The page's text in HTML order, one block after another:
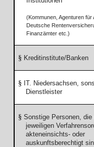
(Kommunen, Agenturen für
Deutsche
Finanzämter etc.)
§ Kreditinstitute/Banken
§ IT. Niedersachsen,
Dienstleister
§ Sonstige Personen, die
jeweiligen
akteneinsichts- oder
auskunftsberechtigt